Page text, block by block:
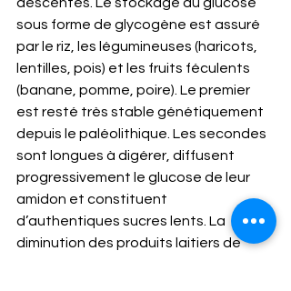
sous forme de glycogène est assuré
par le riz, les légumineuses (haricots,
lentilles, pois) et les fruits féculents
(banane, pomme, poire). Le premier
est resté très stable génétiquement
depuis le paléolithique. Les secondes
sont longues à digérer, diffusent
progressivement le glucose de leur
amidon et constituent
d’authentiques sucres lents. La
diminution des produits laitiers de